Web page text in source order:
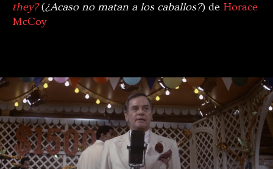
they? (¿Acaso no matan a los caballos?) de Horace
McCoy